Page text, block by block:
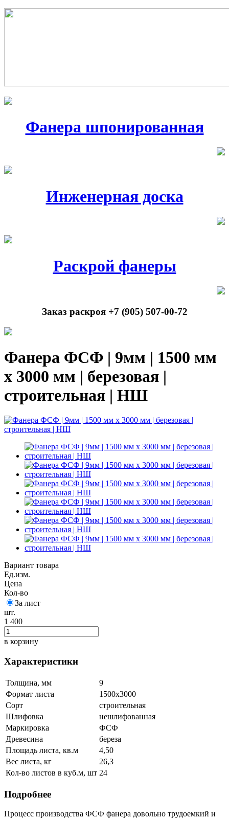
Фанера шпонированная
Инженерная доска
Раскрой фанеры
Заказ раскроя +7 (905) 507-00-72
Фанера ФСФ | 9мм | 1500 мм
х 3000 мм | березовая |
строительная | НШ
Вариант товара
Ед.изм.
Цена
Кол-во
За лист
шт.
1 400
в корзину
Характеристики
Толщина, мм
9
Формат листа
1500х3000
Сорт
строительная
Шлифовка
нешлифованная
Маркировка
ФСФ
Древесина
береза
Площадь листа, кв.м
4,50
Вес листа, кг
26,3
Кол-во листов в куб.м, шт 24
Подробнее
Процесс производства ФСФ фанера довольно трудоемкий и